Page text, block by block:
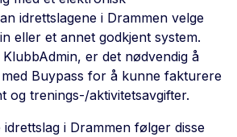
idrettslagene i Drammen velge
eller et annet godkjent system.
er det nødvendig å
Buypass for å kunne fakturere
og trenings-/aktivitetsavgifter.
i Drammen følger disse